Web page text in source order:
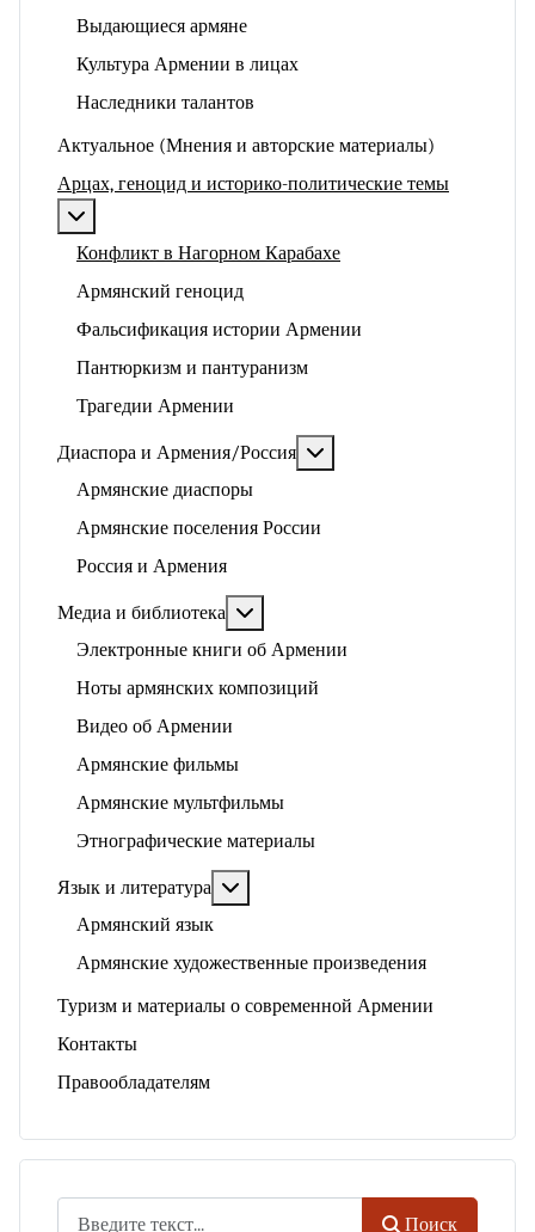
Выдающиеся армяне
Культура Армении в лицах
Наследники талантов
Актуальное (Мнения и авторские материалы)
Арцах, геноцид и историко-политические темы
Конфликт в Нагорном Карабахе
Армянский геноцид
Фальсификация истории Армении
Пантюркизм и пантуранизм
Трагедии Армении
Диаспора и Армения/Россия
Армянские диаспоры
Армянские поселения России
Россия и Армения
Медиа и библиотека
Электронные книги об Армении
Ноты армянских композиций
Видео об Армении
Армянские фильмы
Армянские мультфильмы
Этнографические материалы
Язык и литература
Армянский язык
Армянские художественные произведения
Туризм и материалы о современной Армении
Контакты
Правообладателям
Поиск